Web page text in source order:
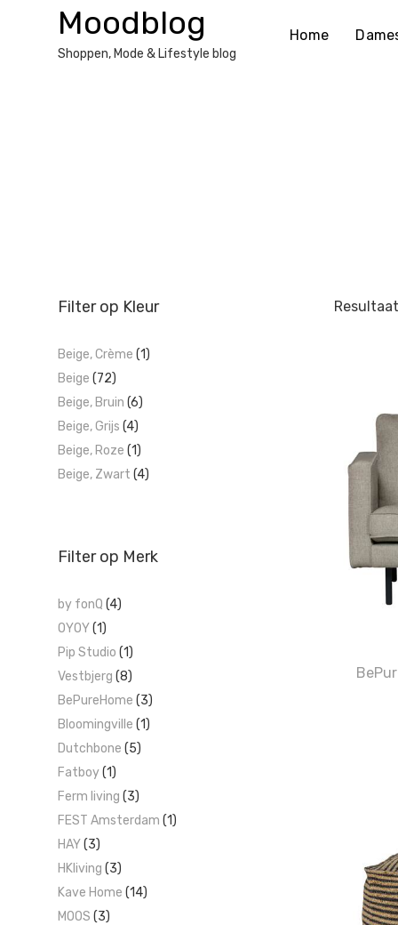
Moodblog
Shoppen, Mode & Lifestyle blog
Home
Filter op Kleur
Beige, Crème (1)
Beige (72)
Beige, Bruin (6)
Beige, Grijs (4)
Beige, Roze (1)
Beige, Zwart (4)
Filter op Merk
by fonQ (4)
OYOY(1)
Pip Studio (1)
Vestbjerg (8)
BePureHome (3)
Bloomingville (1)
Dutchbone (5)
Fatboy(1)
Ferm living (3)
FEST Amsterdam (1)
HAY(3)
HKliving (3)
Kave Home (14)
MOOS (3)